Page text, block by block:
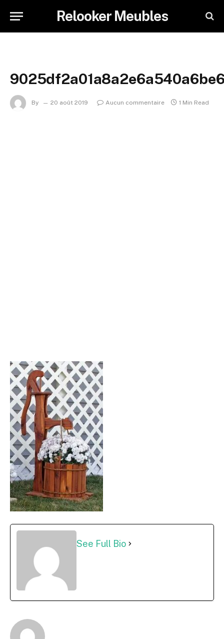
Relooker Meubles
By 20 août 2019 Aucun commentaire 1 Min Read
See Full Bio